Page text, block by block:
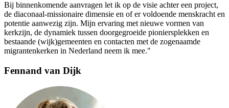
Bij binnenkomende aanvragen let ik op de visie achter een project,
de diaconaal-missionaire dimensie en of er voldoende menskracht en
potentie aanwezig zijn. Mijn ervaring met nieuwe vormen van
kerkzijn, de dynamiek tussen doorgegroeide pioniersplekken en
bestaande (wijk)gemeenten en contacten met de zogenaamde
migrantenkerken in Nederland neem ik mee."
Fennand van Dijk